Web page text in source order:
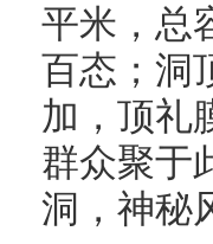
平米，总
百态；洞
加，顶礼
群众聚于
洞，神秘